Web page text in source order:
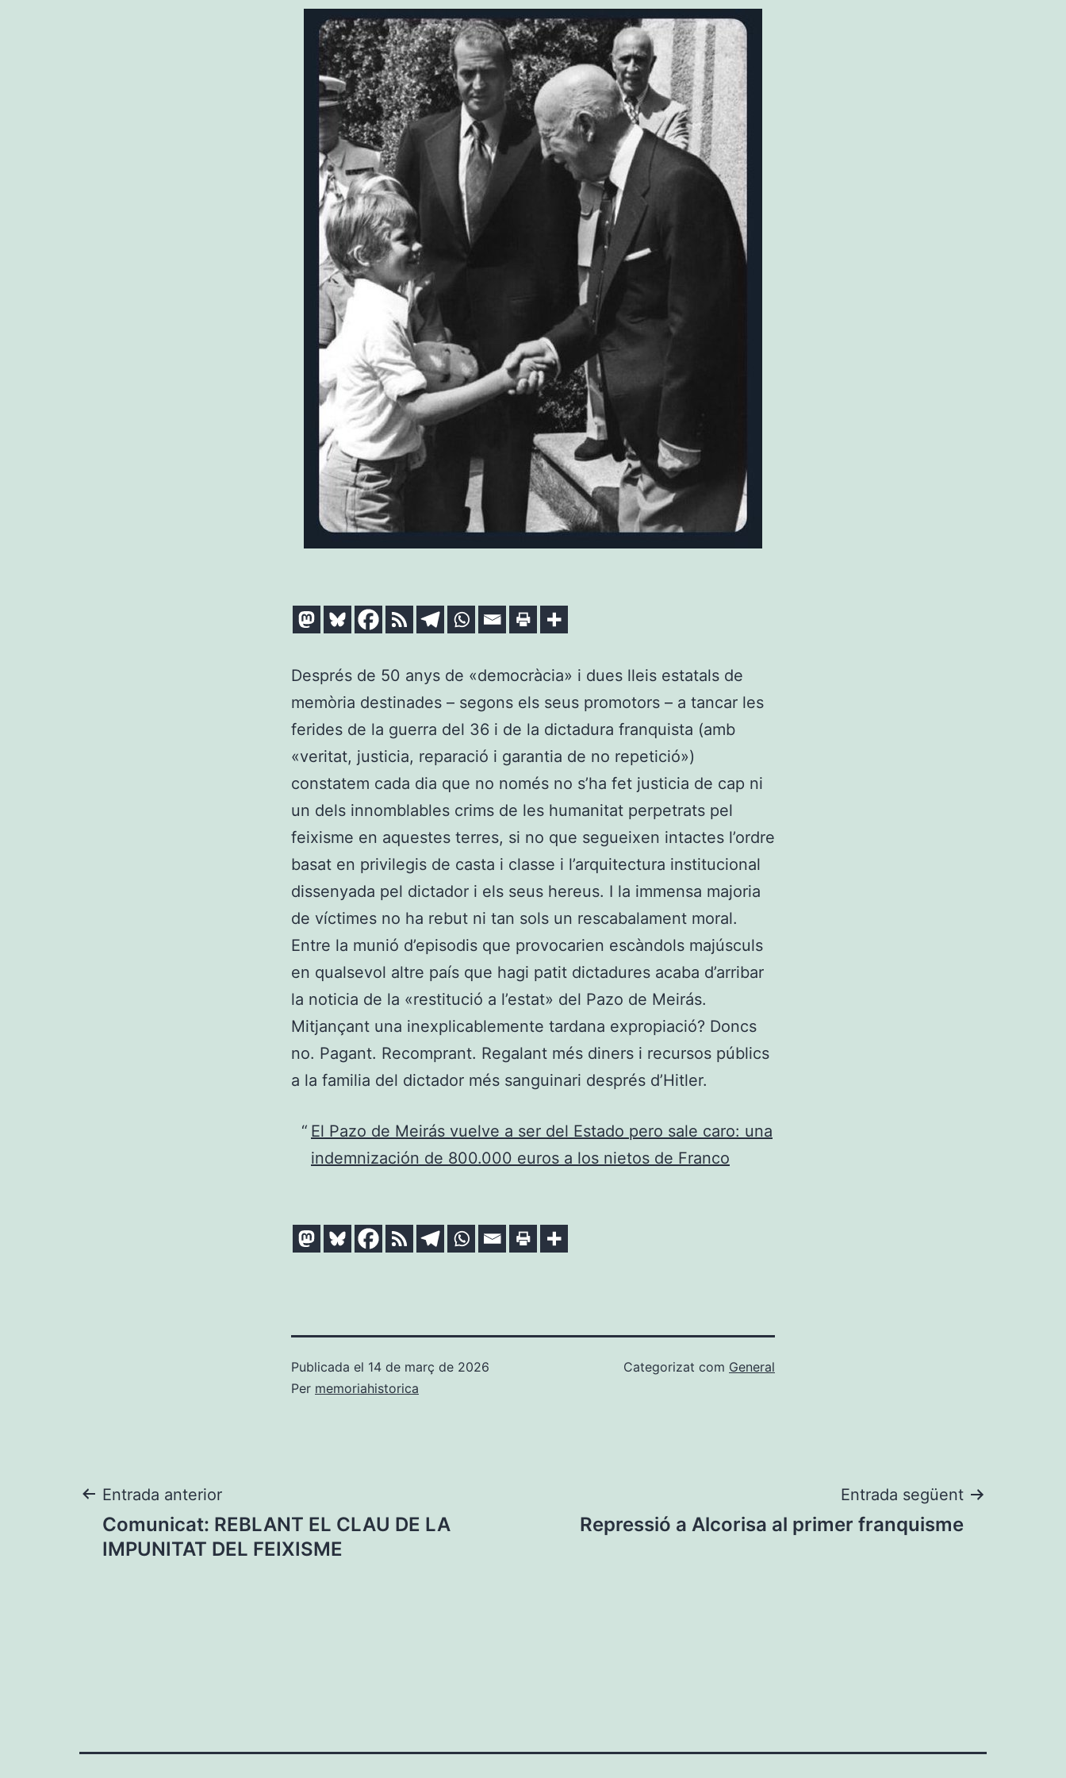
Després de 50 anys de «democràcia» i dues lleis estatals de
memòria destinades – segons els seus promotors – a tancar les
ferides de la guerra del 36 i de la dictadura franquista (amb
«veritat, justicia, reparació i garantia de no repetició»)
constatem cada dia que no només no s’ha fet justicia de cap ni
un dels innomblables crims de les humanitat perpetrats pel
feixisme en aquestes terres, si no que segueixen intactes l’ordre
basat en privilegis de casta i classe i l’arquitectura institucional
dissenyada pel dictador i els seus hereus. I la immensa majoria
de víctimes no ha rebut ni tan sols un rescabalament moral.
Entre la munió d’episodis que provocarien escàndols majúsculs
en qualsevol altre país que hagi patit dictadures acaba d’arribar
la noticia de la «restitució a l’estat» del Pazo de Meirás.
Mitjançant una inexplicablemente tardana expropiació? Doncs
no. Pagant. Recomprant. Regalant més diners i recursos públics
a la familia del dictador més sanguinari després d’Hitler.
El Pazo de Meirás vuelve a ser del Estado pero sale caro: una
indemnización de 800.000 euros a los nietos de Franco
Publicada el 14 de març de 2026
Per memoriahistorica
Categorizat com General
Navegació
d'entrades
Entrada anterior
Comunicat: REBLANT EL CLAU DE LA
IMPUNITAT DEL FEIXISME
Entrada següent
Repressió a Alcorisa al primer franquisme